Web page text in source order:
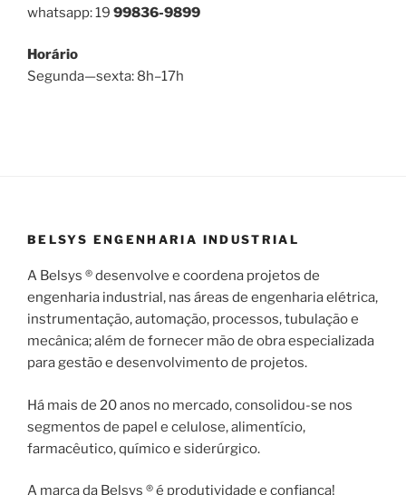
whatsapp: 19 99836-9899
Horário
Segunda—sexta: 8h–17h
BELSYS ENGENHARIA INDUSTRIAL
A Belsys ® desenvolve e coordena projetos de
engenharia industrial, nas áreas de engenharia elétrica,
instrumentação, automação, processos, tubulação e
mecânica; além de fornecer mão de obra especializada
para gestão e desenvolvimento de projetos.
Há mais de 20 anos no mercado, consolidou-se nos
segmentos de papel e celulose, alimentício,
farmacêutico, químico e siderúrgico.
A marca da Belsys ® é produtividade e confiança!